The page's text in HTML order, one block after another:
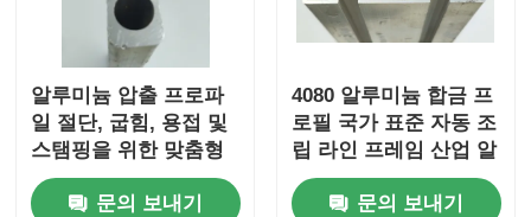
산업용 알루미늄 압출
알루미늄 프로필 액세서리
여닫이 창 프로필
알루미늄 압출 프로파
일 절단, 굽힘, 용접 및
스탬핑을 위한 맞춤형
가공 서비스
문의 보내기
4080 알루미늄 합금 프
로필 국가 표준 자동 조
립 라인 프레임 산업 알
루미늄 프로필 제조자
가공
문의 보내기